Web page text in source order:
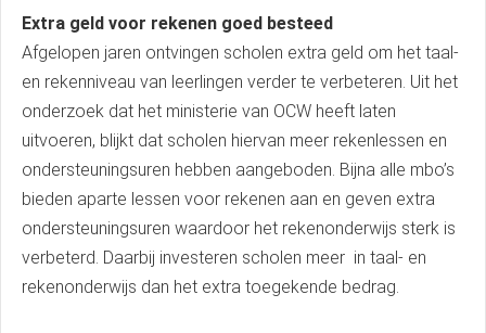
Extra geld voor rekenen goed besteed
Afgelopen jaren ontvingen scholen extra geld om het taal-
en rekenniveau van leerlingen verder te verbeteren. Uit het
onderzoek dat het ministerie van OCW heeft laten
uitvoeren, blijkt dat scholen hiervan meer rekenlessen en
ondersteuningsuren hebben aangeboden. Bijna alle mbo’s
bieden aparte lessen voor rekenen aan en geven extra
ondersteuningsuren waardoor het rekenonderwijs sterk is
verbeterd. Daarbij investeren scholen meer in taal- en
rekenonderwijs dan het extra toegekende bedrag.